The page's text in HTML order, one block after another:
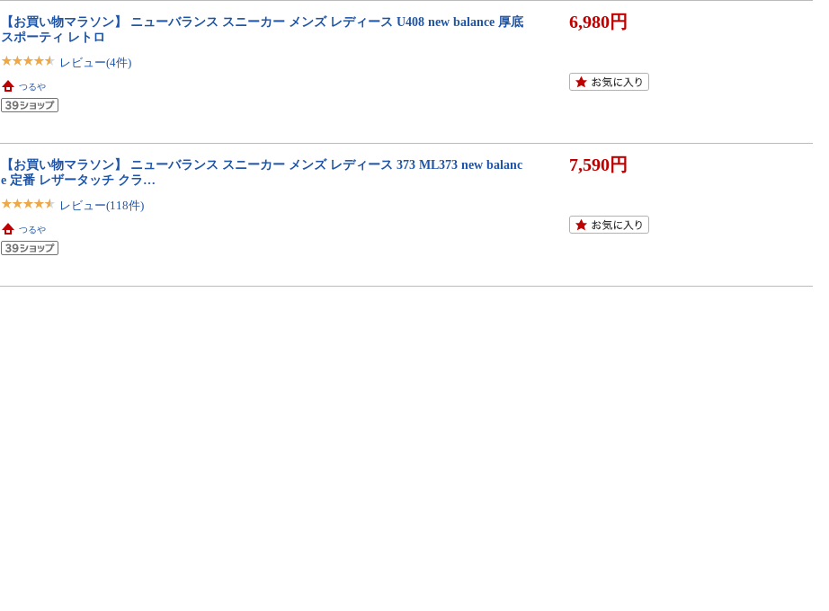
【お買い物マラソン】 ニューバランス スニーカー メンズ レディース U408 new balance 厚底
スポーティ レトロ
レビュー(4件)
つるや
6,980円
【お買い物マラソン】 ニューバランス スニーカー メンズ レディース 373 ML373 new balanc
e 定番 レザータッチ クラ…
レビュー(118件)
つるや
7,590円